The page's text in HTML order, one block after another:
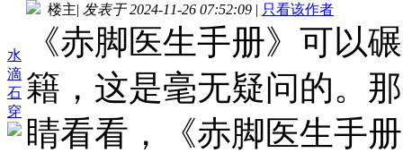
水
滴
石
穿
楼主| 发表于 2024-11-26 07:52:09 | 只看该作者
《赤脚医生手册》可以
籍，这是毫无疑问的。
睛看看，《赤脚医生手